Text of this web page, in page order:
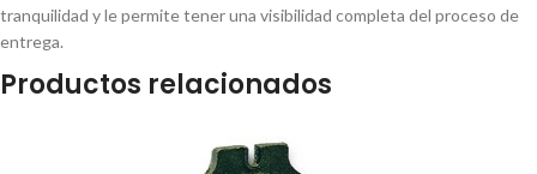
tranquilidad y le permite tener una visibilidad completa del proceso de
entrega.
Productos relacionados